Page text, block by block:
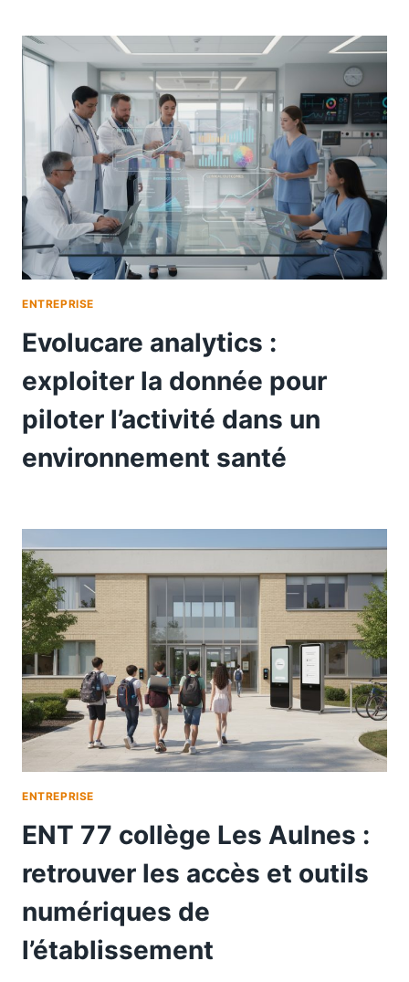
ENTREPRISE
Evolucare analytics :
exploiter la donnée pour
piloter l’activité dans un
environnement santé
ENTREPRISE
ENT 77 collège Les Aulnes :
retrouver les accès et outils
numériques de
l’établissement